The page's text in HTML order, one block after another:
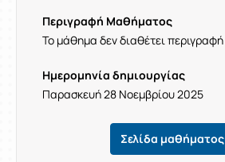
Περιγραφή Μαθήματος
Το μάθημα δεν διαθέτει περιγραφή
Ημερομηνία δημιουργίας
Παρασκευή 28 Νοεμβρίου 2025
Σελίδα μαθήματος